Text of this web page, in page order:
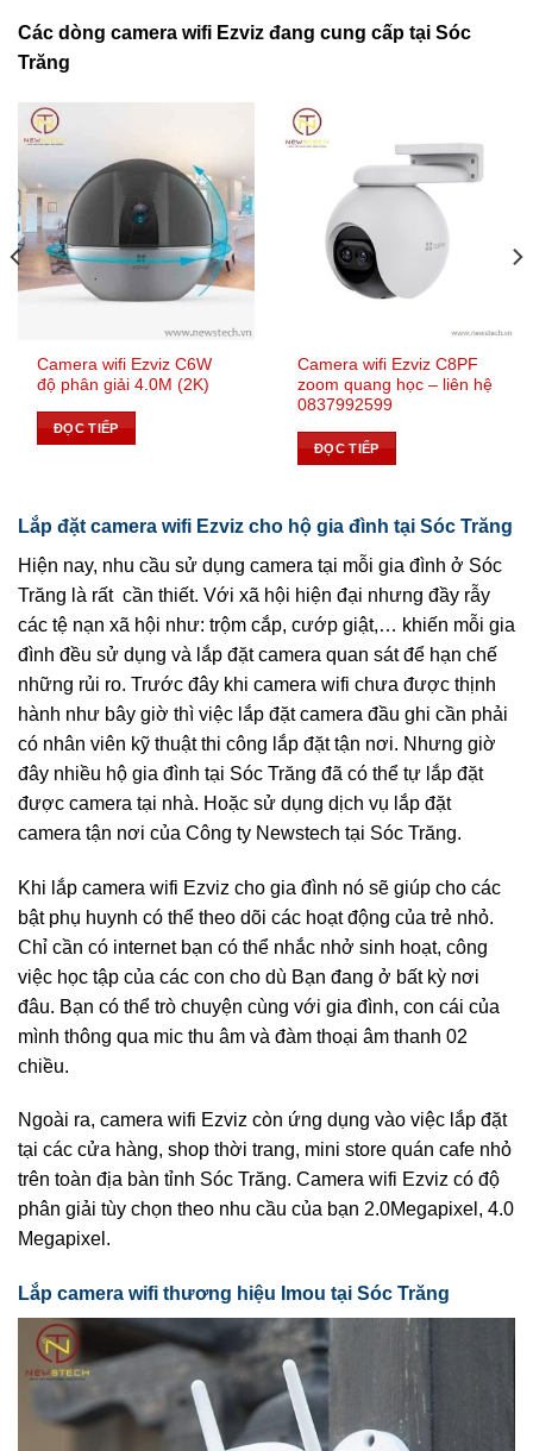
Các dòng camera wifi Ezviz đang cung cấp tại Sóc
Trăng
Camera wifi Ezviz C6W
độ phân giải 4.0M (2K)
ĐỌC TIẾP
Camera wifi Ezviz C8PF
zoom quang học – liên hệ
0837992599
ĐỌC TIẾP
Lắp đặt camera wifi Ezviz cho hộ gia đình tại Sóc Trăng
Hiện nay, nhu cầu sử dụng camera tại mỗi gia đình ở Sóc
Trăng là rất cần thiết. Với xã hội hiện đại nhưng đầy rẫy
các tệ nạn xã hội như: trộm cắp, cướp giật,… khiến mỗi gia
đình đều sử dụng và lắp đặt camera quan sát để hạn chế
những rủi ro. Trước đây khi camera wifi chưa được thịnh
hành như bây giờ thì việc lắp đặt camera đầu ghi cần phải
có nhân viên kỹ thuật thi công lắp đặt tận nơi. Nhưng giờ
đây nhiều hộ gia đình tại Sóc Trăng đã có thể tự lắp đặt
được camera tại nhà. Hoặc sử dụng dịch vụ lắp đặt
camera tận nơi của Công ty Newstech tại Sóc Trăng.
Khi lắp camera wifi Ezviz cho gia đình nó sẽ giúp cho các
bật phụ huynh có thể theo dõi các hoạt động của trẻ nhỏ.
Chỉ cần có internet bạn có thể nhắc nhở sinh hoạt, công
việc học tập của các con cho dù Bạn đang ở bất kỳ nơi
đâu. Bạn có thể trò chuyện cùng với gia đình, con cái của
mình thông qua mic thu âm và đàm thoại âm thanh 02
chiều.
Ngoài ra, camera wifi Ezviz còn ứng dụng vào việc lắp đặt
tại các cửa hàng, shop thời trang, mini store quán cafe nhỏ
trên toàn địa bàn tỉnh Sóc Trăng. Camera wifi Ezviz có độ
phân giải tùy chọn theo nhu cầu của bạn 2.0Megapixel, 4.0
Megapixel.
Lắp camera wifi thương hiệu Imou tại Sóc Trăng